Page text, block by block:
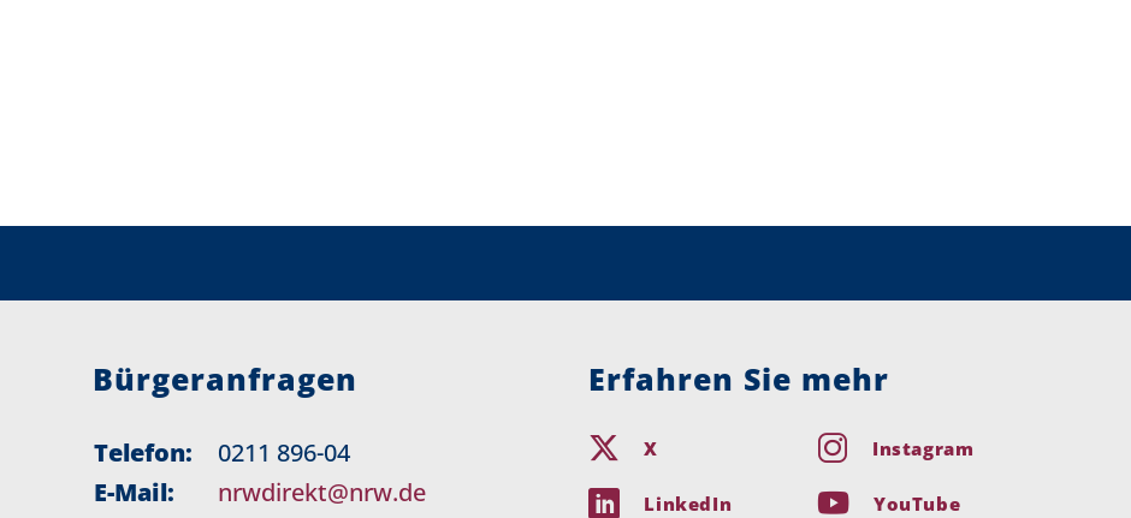
Bürgeranfragen
Telefon:
0211 896-04
E-Mail:
nrwdirekt@nrw.de
Erfahren Sie mehr
X Instagram
LinkedIn YouTube